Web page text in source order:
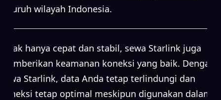
seluruh wilayah Indonesia.
Tidak hanya cepat dan stabil, sewa Starlink juga
memberikan keamanan koneksi yang baik. Dengan
sewa Starlink, data Anda tetap terlindungi dan
koneksi tetap optimal meskipun digunakan dalam